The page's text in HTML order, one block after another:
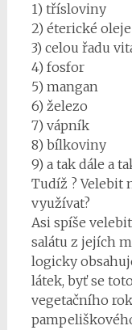
1) třísloviny
2) éterické oleje
3) celou řadu
4) fosfor
5) mangan
6) železo
7) vápník
8) bílkoviny
9) a tak dále a
Tudíž ? Velebit
využívat?
Asi spíše
salátu z jejích
logicky
látek, byť se
vegetačního